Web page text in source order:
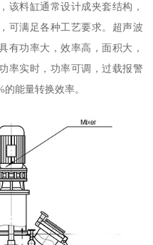
该料缸通常设计成夹套结构，
可满足各种工艺要求。超声波
有功率大，效率高，面积大，
率实时，功率可调，过载报警
能量转换效率。